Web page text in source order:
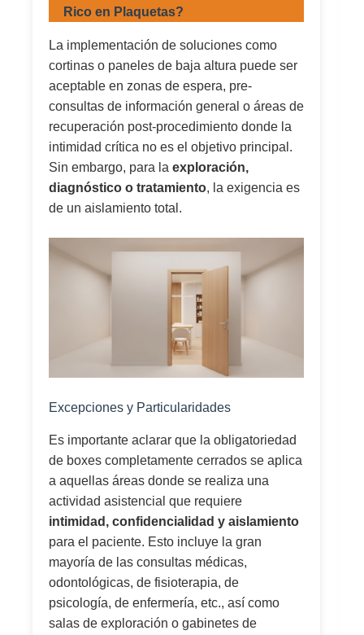
Rico en Plaquetas?
La implementación de soluciones como
cortinas o paneles de baja altura puede ser
aceptable en zonas de espera, pre-
consultas de información general o áreas de
recuperación post-procedimiento donde la
intimidad crítica no es el objetivo principal.
Sin embargo, para la exploración,
diagnóstico o tratamiento, la exigencia es
de un aislamiento total.
Excepciones y Particularidades
Es importante aclarar que la obligatoriedad
de boxes completamente cerrados se aplica
a aquellas áreas donde se realiza una
actividad asistencial que requiere
intimidad, confidencialidad y aislamiento
para el paciente. Esto incluye la gran
mayoría de las consultas médicas,
odontológicas, de fisioterapia, de
psicología, de enfermería, etc., así como
salas de exploración o gabinetes de